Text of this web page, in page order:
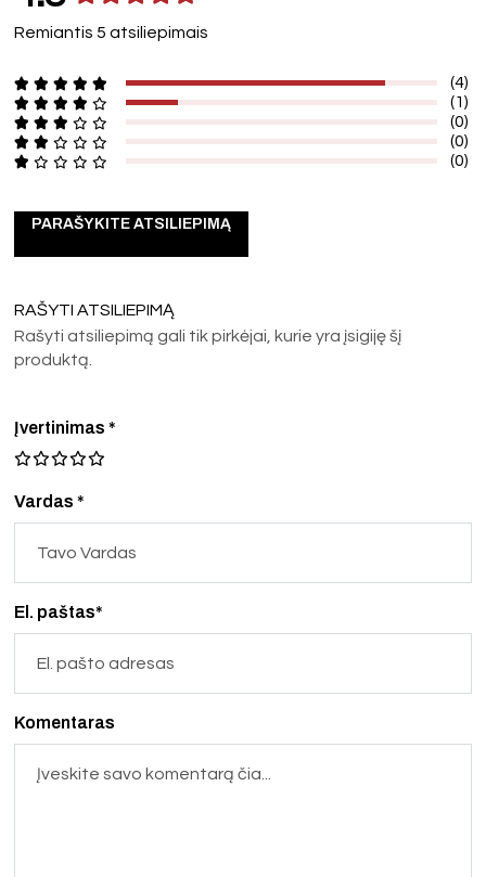
Remiantis 5 atsiliepimais
(4)
(1)
(0)
(0)
(0)
PARAŠYKITE ATSILIEPIMĄ
RAŠYTI ATSILIEPIMĄ
Rašyti atsiliepimą gali tik pirkėjai, kurie yra įsigiję šį
produktą.
Vardas *
El. paštas*
Įvertinimas*
Komentaras